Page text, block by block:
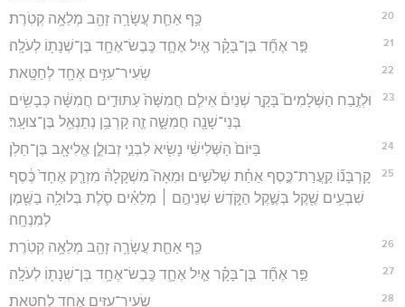
20 כַּ֥ף אַחַ֛ת עֲשָׂרָ֥ה זָהָ֖ב מְלֵאָ֥ה קְטֹֽרֶת׃
21 פַּ֣ר אֶחָ֞ד בֶּן־בָּקָ֗ר אַ֧יִל אֶחָ֛ד כֶּֽבֶשׂ־אֶחָ֥ד בֶּן־שְׁנָת֖וֹ לְעֹלָֽה׃
22 שְׂעִיר־עִזִּ֥ים אֶחָ֖ד לְחַטָּֽאת׃
23
וּלְזֶ֣בַח הַשְּׁלָמִים֮ בָּקָ֣ר שְׁנַיִם֒ אֵילִ֤ם חֲמִשָּׁה֙ עַתּוּדִ֣ים חֲמִשָּׁ֔ה כְּבָשִׂ֥ים
בְּנֵי־שָׁנָ֖ה חֲמִשָּׁ֑ה זֶ֛ה קָרְבַּ֥ן נְתַנְאֵ֖ל בֶּן־צוּעָֽר׃
24 בַּיּוֹם֙ הַשְּׁלִישִׁ֔י נָשִׂ֖יא לִבְנֵ֣י זְבוּלֻ֑ן אֱלִיאָ֖ב בֶּן־חֵלֹֽן׃
25
קָרְבָּנ֞וֹ קַֽעֲרַת־כֶּ֣סֶף אַחַ֗ת שְׁלֹשִׁ֣ים וּמֵאָה֮ מִשְׁקָלָהּ֒ מִזְרָ֤ק אֶחָד֙ כֶּ֔סֶף
שִׁבְעִ֥ים שֶׁ֖קֶל בְּשֶׁ֣קֶל הַקֹּ֑דֶשׁ שְׁנֵיהֶ֣ם ׀ מְלֵאִ֗ים סֹ֛לֶת בְּלוּלָ֥ה בַשֶּׁ֖מֶן
לְמִנְחָֽה׃
26 כַּ֥ף אַחַ֛ת עֲשָׂרָ֥ה זָהָ֖ב מְלֵאָ֥ה קְטֹֽרֶת׃
27 פַּ֣ר אֶחָ֞ד בֶּן־בָּקָ֗ר אַ֧יִל אֶחָ֛ד כֶּֽבֶשׂ־אֶחָ֥ד בֶּן־שְׁנָת֖וֹ לְעֹלָֽה׃
28 שְׂעִיר־עִזִּ֥ים אֶחָ֖ד לְחַטָּֽאת׃